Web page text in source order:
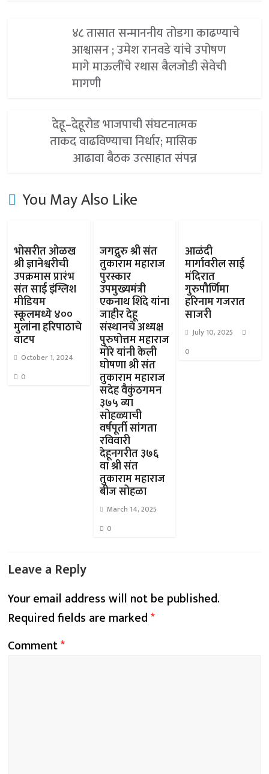
४८ तासात सन्माननीय तोडगा काढण्याचे
आश्वासन ; उमेश रानवडे यांचे उपोषण
मागे माऊलींचे रथास बैलजोडी सेवेची
मागणी
देहू–देहूरोड भाजपाची संघटनात्मक
ताकद वाढविण्याचा निर्धार; मासिक
आढावा बैठक उत्साहात संपन्न
You May Also Like
भोसरीत ओळख
श्री ज्ञानेश्वरीची
उपक्रमास प्रारंभ
संत साई इंग्लिश
मीडियम
स्कूलमध्ये ४००
मुलांना हरिपाठाचे
वाटप
October 1, 2024
0
जगद्गुरु श्री संत
तुकाराम महाराज
पुरस्कार
उपमुख्यमंत्री
एकनाथ शिंदे यांना
जाहीर देहू
संस्थानचे अध्यक्ष
पुरुषोत्तम महाराज
मोरे यांनी केली
घोषणा श्री संत
तुकाराम महाराज
सदेह वैकुंठगमन
३७५ व्या
सोहळ्याची
वर्षपूर्ती सांगता
रविवारी
देहूनगरीत ३७६
वा श्री संत
तुकाराम महाराज
बीज सोहळा
March 14, 2025
0
आळंदी
मार्गावरील साई
मंदिरात
गुरुपौर्णिमा
हरिनाम गजरात
साजरी
July 10, 2025
0
Leave a Reply
Your email address will not be published.
Required fields are marked*
Comment*